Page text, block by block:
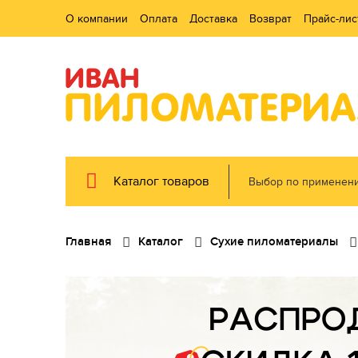
О компании Оплата Доставка Возврат Прайс-
Каталог товаров Выбор по
Главная Каталог Сухие пиломатериалы